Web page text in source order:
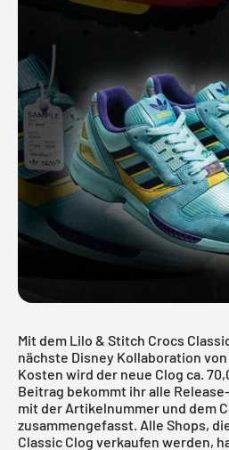
Mit dem Lilo & Stitch Crocs
nächste Disney Kollaboration
Kosten wird der neue Clog ca.
Beitrag bekommt ihr alle
mit der Artikelnummer und dem
zusammengefasst. Alle Shops,
Classic Clog verkaufen werden,